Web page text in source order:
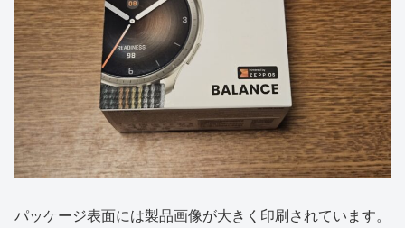
パッケージ表面には製品画像が大きく印刷されています。